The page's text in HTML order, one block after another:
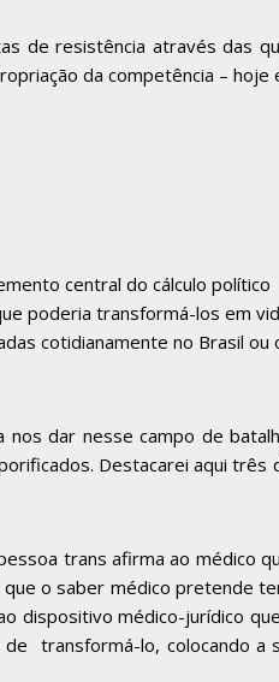
de resistência através das
da competência – hoje
central do cálculo político
poderia transformá-los em
cotidianamente no Brasil ou
dar nesse campo de
Destacarei aqui três
trans afirma ao médico
o saber médico pretende
dispositivo médico-jurídico
transformá-lo, colocando a